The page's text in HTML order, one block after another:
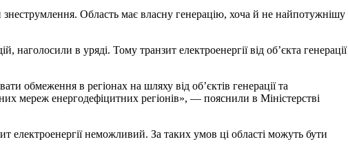
Область має власну генерацію, хоча й не найпотужнішу
в уряді. Тому транзит електроенергії від об’єкта генерації
обмеження в регіонах на шляху від об’єктів генерації та
мереж енергодефіцитних регіонів», — пояснили в Міністерстві
електроенергії неможливий. За таких умов ці області можуть бути